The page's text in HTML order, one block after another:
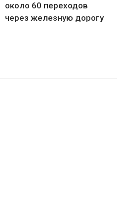
около 60 переходов
через железную дорогу